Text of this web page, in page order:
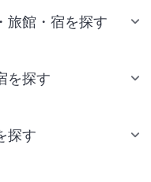
旅館・宿を探す
を探す
探す